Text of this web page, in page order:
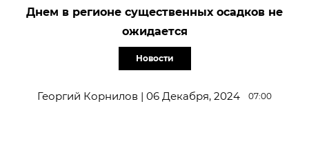
Днем в регионе существенных осадков не
ожидается
Новости
Георгий Корнилов | 06 Декабря, 2024 07:00